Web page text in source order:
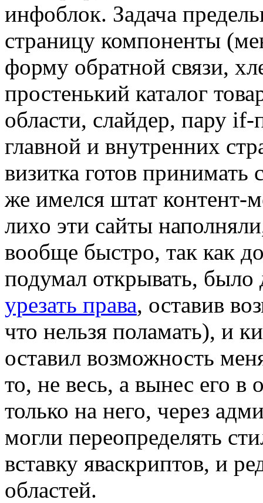
инфоблок. Задача
страницу компоненты
форму обратной связи,
простенький каталог
области, слайдер, пару
главной и внутренних
визитка готов принимать
же имелся штат контент-
лихо эти сайты
вообще быстро, так как
подумал открывать,
урезать права, оставив
что нельзя поламать), и
оставил возможность
то, не весь, а вынес его
только на него, через
могли переопределять
вставку яваскриптов, и
областей.